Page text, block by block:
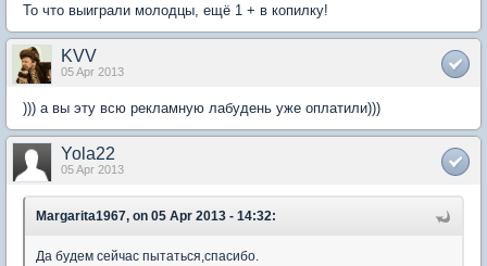
То что выиграли молодцы, ещё 1 + в копилку!
KVV
05 Apr 2013
))) а вы эту всю рекламную лабудень уже оплатили)))
Yola22
05 Apr 2013
Margarita1967, on 05 Apr 2013 - 14:32:
Да будем сейчас пытаться,спасибо.